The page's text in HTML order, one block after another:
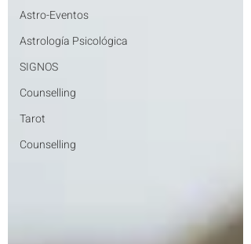
Astro-Eventos
Astrología Psicológica
SIGNOS
Counselling
Tarot
Counselling